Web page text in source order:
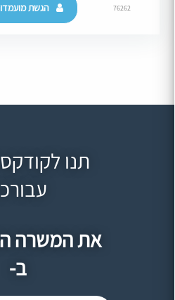
76262 הגשת
תנו
את המשרה
ב-